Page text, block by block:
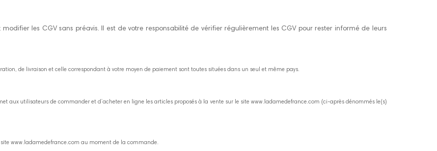
les CGV sans préavis. Il est de votre responsabilité de vérifier régulièrement les CGV pour rester informé de leurs
de livraison et celle correspondant à votre moyen de paiement sont toutes situées dans un seul et même pays.
aux utilisateurs de commander et d’acheter en ligne les articles proposés à la vente sur le site www.ladamedefrance.com (ci-après dénommés le(s)
www.ladamedefrance.com au moment de la commande.